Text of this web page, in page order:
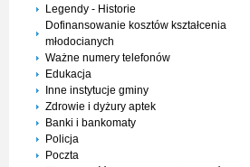
Legendy - Historie
Dofinansowanie kosztów kształcenia
młodocianych
Ważne numery telefonów
Edukacja
Inne instytucje gminy
Zdrowie i dyżury aptek
Banki i bankomaty
Policja
Poczta